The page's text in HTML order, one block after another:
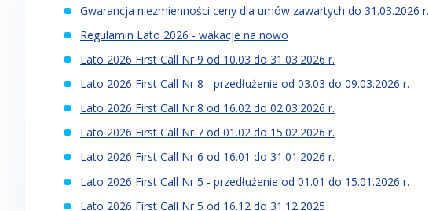
Gwarancja niezmienności ceny dla umów zawartych do 31.03.2026 r.
Regulamin Lato 2026 - wakacje na nowo
Lato 2026 First Call Nr 9 od 10.03 do 31.03.2026 r.
Lato 2026 First Call Nr 8 - przedłużenie od 03.03 do 09.03.2026 r.
Lato 2026 First Call Nr 8 od 16.02 do 02.03.2026 r.
Lato 2026 First Call Nr 7 od 01.02 do 15.02.2026 r.
Lato 2026 First Call Nr 6 od 16.01 do 31.01.2026 r.
Lato 2026 First Call Nr 5 - przedłużenie od 01.01 do 15.01.2026 r.
Lato 2026 First Call Nr 5 od 16.12 do 31.12.2025